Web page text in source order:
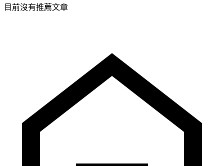
目前沒有推薦文章